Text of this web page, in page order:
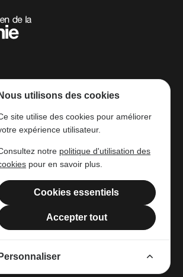
6900 Marche-en-Famenne
À propos
Parc à grumes
Ressources légales
Filière Bois Wallonie
Nous utilisons des cookies
site utilise des cookies pour améliorer
expérience utilisateur.
notre politique d'utilisation des
pour en savoir plus.
Cookies essentiels
Accepter tout
Personnaliser